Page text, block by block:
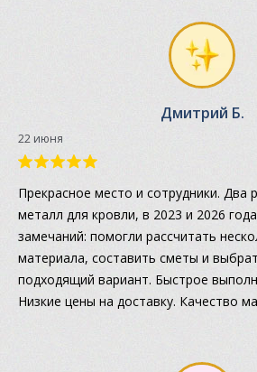
Дмитрий Б.
22 июня
Прекрасное место и сотрудники. Два
металл для кровли, в 2023 и 2026
замечаний: помогли рассчитать
материала, составить сметы и
подходящий вариант. Быстрое
Низкие цены на доставку. Качество